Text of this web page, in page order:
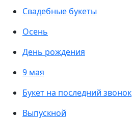
Свадебные букеты
Осень
День рождения
9 мая
Букет на последний звонок
Выпускной